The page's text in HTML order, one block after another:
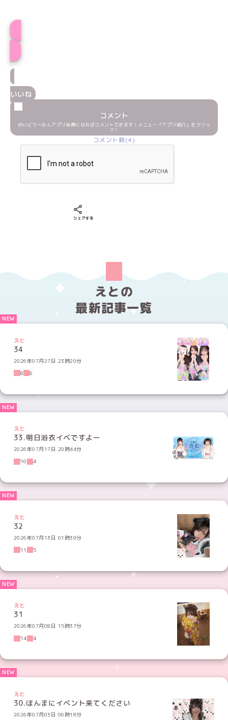
いいね
コメント
めいどりーみんアプリ会員になればコメントできます！メニュー「アプリ紹介」をクリッ
ク！
コメント数(4)
シェアする
えとの
最新記事一覧
えと
34
2026年07月27日 23時20分
8
6
えと
33.明日浴衣イベですよー
2026年07月17日 20時44分
10
4
えと
32
2026年07月13日 01時39分
11
5
えと
31
2026年07月08日 15時37分
14
4
えと
30.ほんまにイベント来てください
2026年07月03日 06時18分